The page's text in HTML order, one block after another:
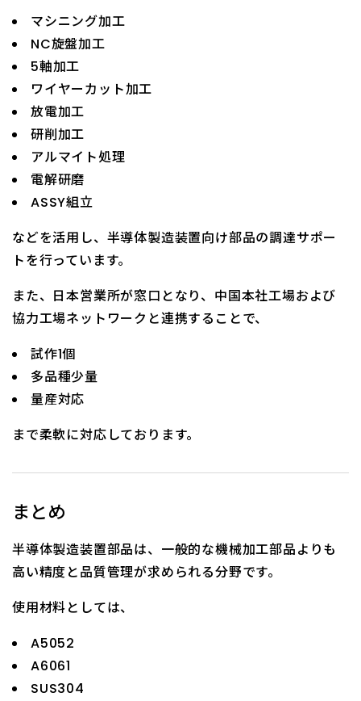
マシニング加工
NC旋盤加工
5軸加工
ワイヤーカット加工
放電加工
研削加工
アルマイト処理
電解研磨
ASSY組立
などを活用し、半導体製造装置向け部品の調達サポー
トを行っています。
また、日本営業所が窓口となり、中国本社工場および
協力工場ネットワークと連携することで、
試作1個
多品種少量
量産対応
まで柔軟に対応しております。
まとめ
半導体製造装置部品は、一般的な機械加工部品よりも
高い精度と品質管理が求められる分野です。
使用材料としては、
A5052
A6061
SUS304